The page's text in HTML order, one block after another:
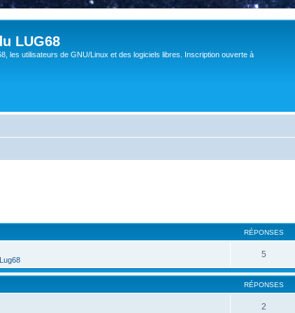
LUG68
les utilisateurs de GNU/Linux et des logiciels libres. Inscription ouverte à
RÉPONSES
5
RÉPONSES
2